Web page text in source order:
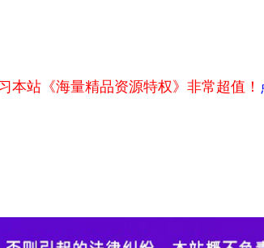
本站《海量精品资源特权》非常超值！